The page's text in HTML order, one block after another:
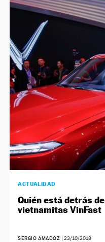
ACTUALIDAD
Quién está detrás
vietnamitas VinFast
SERGIO AMADOZ | 23/10/2018